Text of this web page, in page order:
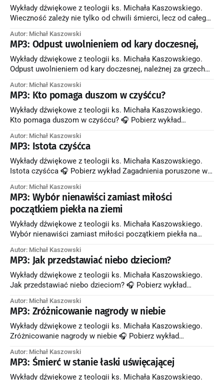
jakim sensie
Wykłady dźwiękowe z teologii ks. Michała Kaszowskiego.
Wieczność zależy nie tylko od chwili śmierci, lecz od całego
wykładzie: * Kiedy człowiek otrzymuje na ziemi dar Bożej
miłości, konieczny do zbawienia? * Co dzieje się z łaskę
Bożej miłości, gdy człowiek popełnia świadomie i
dobrowolnie zło?
Autor: Michał Kaszowski
MP3: Odpust uwolnieniem od kary doczesnej,
Wykłady dźwiękowe z teologii ks. Michała Kaszowskiego.
Odpust uwolnieniem od kary doczesnej, należnej za grzech
czym polega odpust w rozumienia Kościoła Katolickiego? *
Czym są kary doczesne? * Dlaczego w wielu wypadkach,
pomimo uzyskania przebaczenia grzechów, człowiek nadal
zasługuje na jakieś kary doczesne? * Ze względu
Autor: Michał Kaszowski
MP3: Kto pomaga duszom w czyśćcu?
Wykłady dźwiękowe z teologii ks. Michała Kaszowskiego.
Kto pomaga duszom w czyśćcu? 🎧 Pobierz wykład
pamiętać o zmarłych i pomagać im? * Kto oprócz nas, ludzi
żyjących na ziemi, może pomóc duszom w czyśćcu?
Pomaganie duszom zmarłych przez Msze św. 🎧 Pobierz
wykład Zagadnienia poruszone w wykładzie:
Autor: Michał Kaszowski
MP3: Istota czyśćca
Wykłady dźwiękowe z teologii ks. Michała Kaszowskiego.
Istota czyśćca 🎧 Pobierz wykład Zagadnienia poruszone w
Dlaczego niektóre dusze muszą iść do czyśćca? * Co dzieje
się z duszami, które idą do czyśćca? Dla kogo jest czyściec?
🎧 Pobierz wykład Zagadnienia poruszone w wykładzie: *
Kiedy umierający człowiek może
Autor: Michał Kaszowski
MP3: Wybór nienawiści zamiast miłości
początkiem piekła na ziemi
Wykłady dźwiękowe z teologii ks. Michała Kaszowskiego.
Wybór nienawiści zamiast miłości początkiem piekła na
* Na czym polega zasadniczy wybór, dokonywany przez
człowieka w ciągu całego jego życia na ziemi? * Jakie
czynniki skłaniają człowieka do podejmowania
egoistycznych decyzji? * Co pomaga człowiekowi
Autor: Michał Kaszowski
MP3: Jak przedstawiać niebo dzieciom?
Wykłady dźwiękowe z teologii ks. Michała Kaszowskiego.
Jak przedstawiać niebo dzieciom? 🎧 Pobierz wykład
przedstawiać niebo, aby rozbudzać w nich zaciekawienie i
skłaniać je do pełnienia dobrych uczynków? Zobacz artykuł w
starym serwisie →
Autor: Michał Kaszowski
MP3: Zróżnicowanie nagrody w niebie
Wykłady dźwiękowe z teologii ks. Michała Kaszowskiego.
Zróżnicowanie nagrody w niebie 🎧 Pobierz wykład
jest nagrodą za dobre życie człowieka? * Jaki wpływ na los
po śmierci mają wszystkie czyny człowieka, które wykonał
bezinteresownie, z miłości do Boga i do bliźniego? Pełnia
Autor: Michał Kaszowski
MP3: Śmierć w stanie łaski uświęcającej
Wykłady dźwiękowe z teologii ks. Michała Kaszowskiego.